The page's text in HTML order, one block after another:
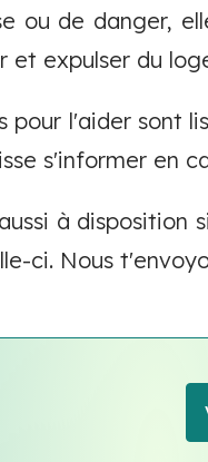
ou de danger,
et expulser du
pour l'aider sont
s'informer en
à disposition
ci. Nous